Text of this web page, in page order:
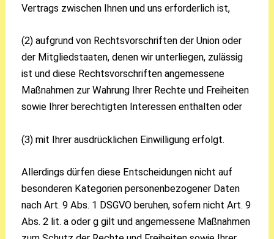
Vertrags zwischen Ihnen und uns erforderlich ist,
(2) aufgrund von Rechtsvorschriften der Union oder
der Mitgliedstaaten, denen wir unterliegen, zulässig
ist und diese Rechtsvorschriften angemessene
Maßnahmen zur Wahrung Ihrer Rechte und Freiheiten
sowie Ihrer berechtigten Interessen enthalten oder
(3) mit Ihrer ausdrücklichen Einwilligung erfolgt.
Allerdings dürfen diese Entscheidungen nicht auf
besonderen Kategorien personenbezogener Daten
nach Art. 9 Abs. 1 DSGVO beruhen, sofern nicht Art. 9
Abs. 2 lit. a oder g gilt und angemessene Maßnahmen